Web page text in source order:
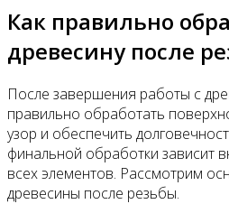
Как правильно
древесину после
После завершения работы с
правильно обработать
узор и обеспечить
финальной обработки зависит
всех элементов. Рассмотрим
древесины после резьбы.